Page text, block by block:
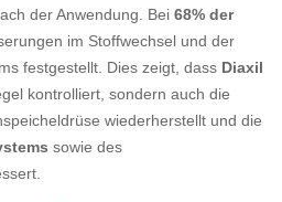
der Anwendung. Bei 68% der
im Stoffwechsel und der
festgestellt. Dies zeigt, dass Diaxil
kontrolliert, sondern auch die
wiederherstellt und die
sowie des